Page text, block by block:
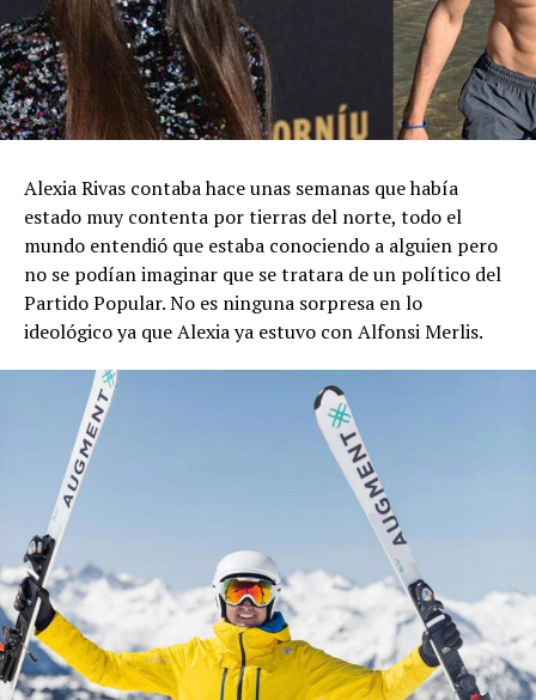
Alexia Rivas contaba hace unas semanas que había
estado muy contenta por tierras del norte, todo el
mundo entendió que estaba conociendo a alguien pero
no se podían imaginar que se tratara de un político del
Partido Popular. No es ninguna sorpresa en lo
ideológico ya que Alexia ya estuvo con Alfonsi Merlis.